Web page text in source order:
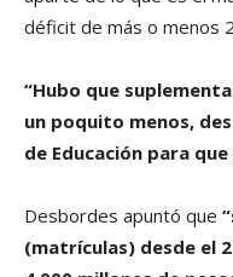
déficit de más o menos
“Hubo que
un poquito menos,
de Educación para
Desbordes apuntó que
(matrículas) desde el